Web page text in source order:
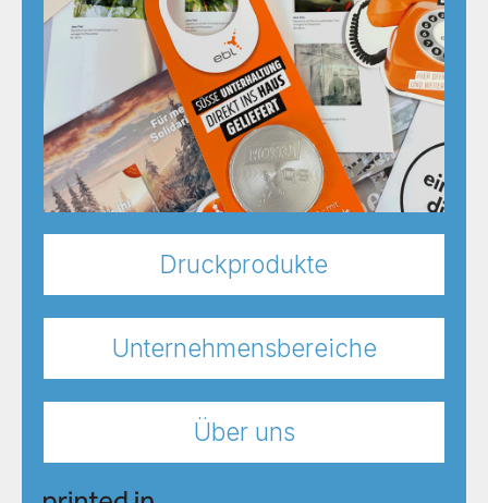
Druckprodukte
Unternehmensbereiche
Über uns